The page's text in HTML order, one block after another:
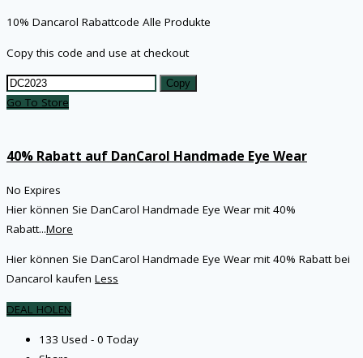
10% Dancarol Rabattcode Alle Produkte
Copy this code and use at checkout
Copy
Go To Store
40% Rabatt auf DanCarol Handmade Eye Wear
No Expires
Hier können Sie DanCarol Handmade Eye Wear mit 40%
Rabatt...More
Hier können Sie DanCarol Handmade Eye Wear mit 40% Rabatt bei
Dancarol kaufen Less
DEAL HOLEN
133 Used - 0 Today